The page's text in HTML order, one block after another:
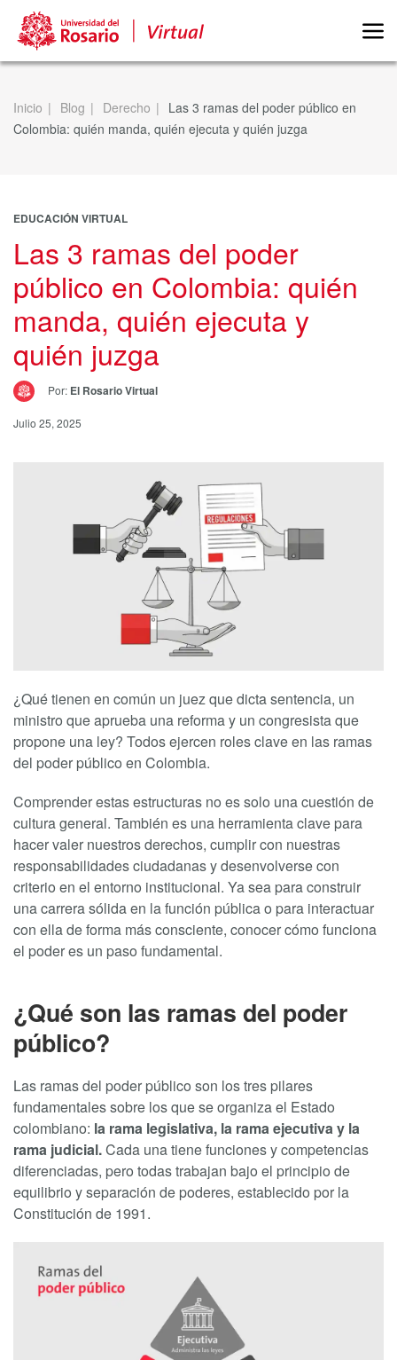
Inicio Blog Derecho
Las 3 ramas del poder público en
Colombia: quién manda, quién ejecuta y quién juzga
EDUCACIÓN VIRTUAL
Las 3 ramas del poder
público en Colombia: quién
manda, quién ejecuta y
quién juzga
Por: El Rosario Virtual
Julio 25, 2025
¿Qué tienen en común un juez que dicta sentencia, un
ministro que aprueba una reforma y un congresista que
propone una ley? Todos ejercen roles clave en las ramas
del poder público en Colombia.
Comprender estas estructuras no es solo una cuestión de
cultura general. También es una herramienta clave para
hacer valer nuestros derechos, cumplir con nuestras
responsabilidades ciudadanas y desenvolverse con
criterio en el entorno institucional. Ya sea para construir
una carrera sólida en la función pública o para interactuar
con ella de forma más consciente, conocer cómo funciona
el poder es un paso fundamental.
¿Qué son las ramas del poder
público?
Las ramas del poder público son los tres pilares
fundamentales sobre los que se organiza el Estado
colombiano: la rama legislativa, la rama ejecutiva y la
rama judicial.Cada una tiene funciones y competencias
diferenciadas, pero todas trabajan bajo el principio de
equilibrio y separación de poderes, establecido por la
Constitución de 1991.